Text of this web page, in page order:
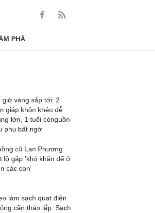
PHÁ
giờ vàng sắp tới: 2
giáp khôn khéo dễ
lớn, 1 tuổi cónguồn
phụ bất ngờ
cũ Lan Phương
lộ gặp 'khó khăn để ở
các con'
làm sạch quạt điện
cần tháo lắp: Sạch